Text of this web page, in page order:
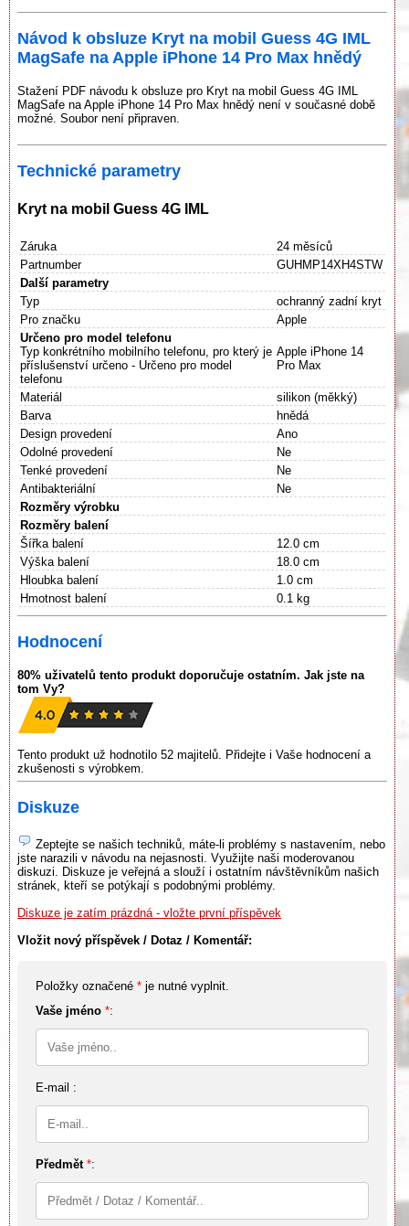
Návod k obsluze Kryt na mobil Guess 4G IML
MagSafe na Apple iPhone 14 Pro Max hnědý
Stažení PDF návodu k obsluze pro Kryt na mobil Guess 4G IML
MagSafe na Apple iPhone 14 Pro Max hnědý není v současné době
možné. Soubor není připraven.
Technické parametry
Kryt na mobil Guess 4G IML
Záruka
24 měsíců
Partnumber
GUHMP14XH4STW
Další parametry
Typ
ochranný zadní kryt
Pro značku
Apple
Určeno pro model telefonu
Typ konkrétního mobilního telefonu, pro který je
příslušenství určeno - Určeno pro model
telefonu
Apple iPhone 14
Pro Max
Materiál
silikon (měkký)
Barva
hnědá
Design provedení
Ano
Odolné provedení
Ne
Tenké provedení
Ne
Antibakteriální
Ne
Rozměry výrobku
Rozměry balení
Šířka balení
12.0 cm
Výška balení
18.0 cm
Hloubka balení
1.0 cm
Hmotnost balení
0.1 kg
Hodnocení
80% uživatelů tento produkt doporučuje ostatním. Jak jste na
tom Vy?
Tento produkt už hodnotilo 52 majitelů. Přidejte i Vaše hodnocení a
zkušenosti s výrobkem.
Diskuze
Zeptejte se našich techniků, máte-li problémy s nastavením, nebo
jste narazili v návodu na nejasnosti. Využijte naši moderovanou
diskuzi. Diskuze je veřejná a slouží i ostatním návštěvníkům našich
stránek, kteří se potýkají s podobnými problémy.
Diskuze je zatím prázdná - vložte první příspěvek
Vložit nový příspěvek / Dotaz / Komentář:
Položky označené * je nutné vyplnit.
Vaše jméno *:
E-mail :
Předmět *: